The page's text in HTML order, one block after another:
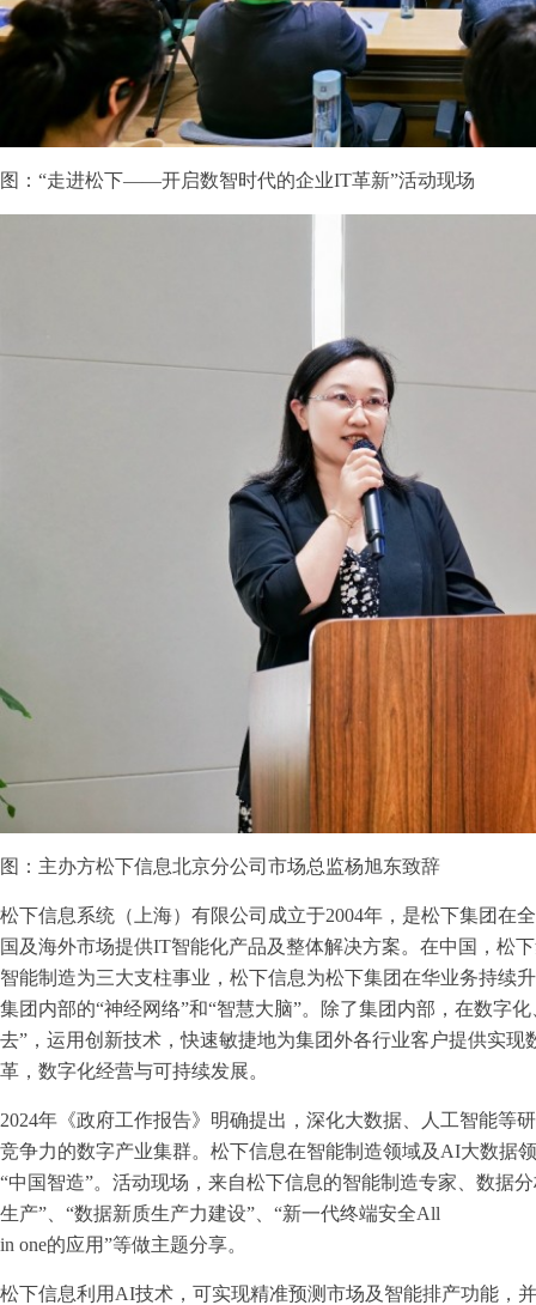
图：“走进松下——开启数智时代的企业IT革新”活动现场
图：主办方松下信息北京分公司市场总监杨旭东致辞
松下信息系统（上海）有限公司成立于2004年，是松下集团在
国及海外市场提供IT智能化产品及整体解决方案。在中国，松
智能制造为三大支柱事业，松下信息为松下集团在华业务持续
集团内部的“神经网络”和“智慧大脑”。除了集团内部，在数字
去”，运用创新技术，快速敏捷地为集团外各行业客户提供实
革，数字化经营与可持续发展。
2024年《政府工作报告》明确提出，深化大数据、人工智能等
竞争力的数字产业集群。松下信息在智能制造领域及AI大数据
“中国智造”。活动现场，来自松下信息的智能制造专家、数据
生产”、“数据新质生产力建设”、“新一代终端安全All
in one的应用”等做主题分享。
松下信息利用AI技术，可实现精准预测市场及智能排产功能，